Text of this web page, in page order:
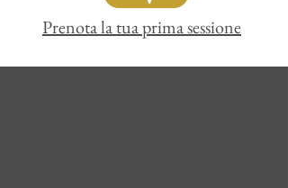
Prenota la tua prima sessione